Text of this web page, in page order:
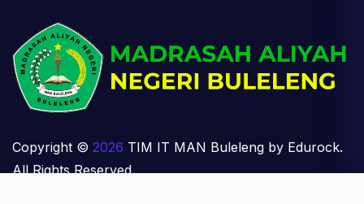
Copyright © 2026 TIM IT MAN Buleleng by Edurock.
All Rights Reserved.